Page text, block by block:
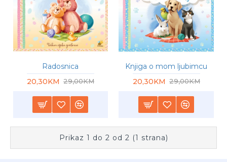
Radosnica
20,30KM 29,00KM
Knjiga o mom ljubimcu
20,30KM 29,00KM
Prikaz 1 do 2 od 2 (1 strana)